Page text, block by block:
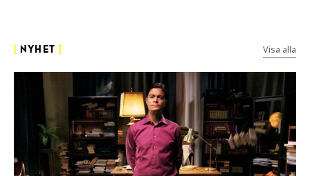
NYHET Visa alla